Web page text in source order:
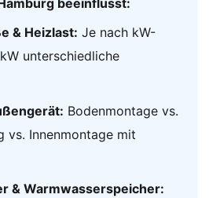
beeinflusst:
& Heizlast: Je nach kW-
unterschiedliche
Bodenmontage vs.
vs. Innenmontage mit
& Warmwasserspeicher: